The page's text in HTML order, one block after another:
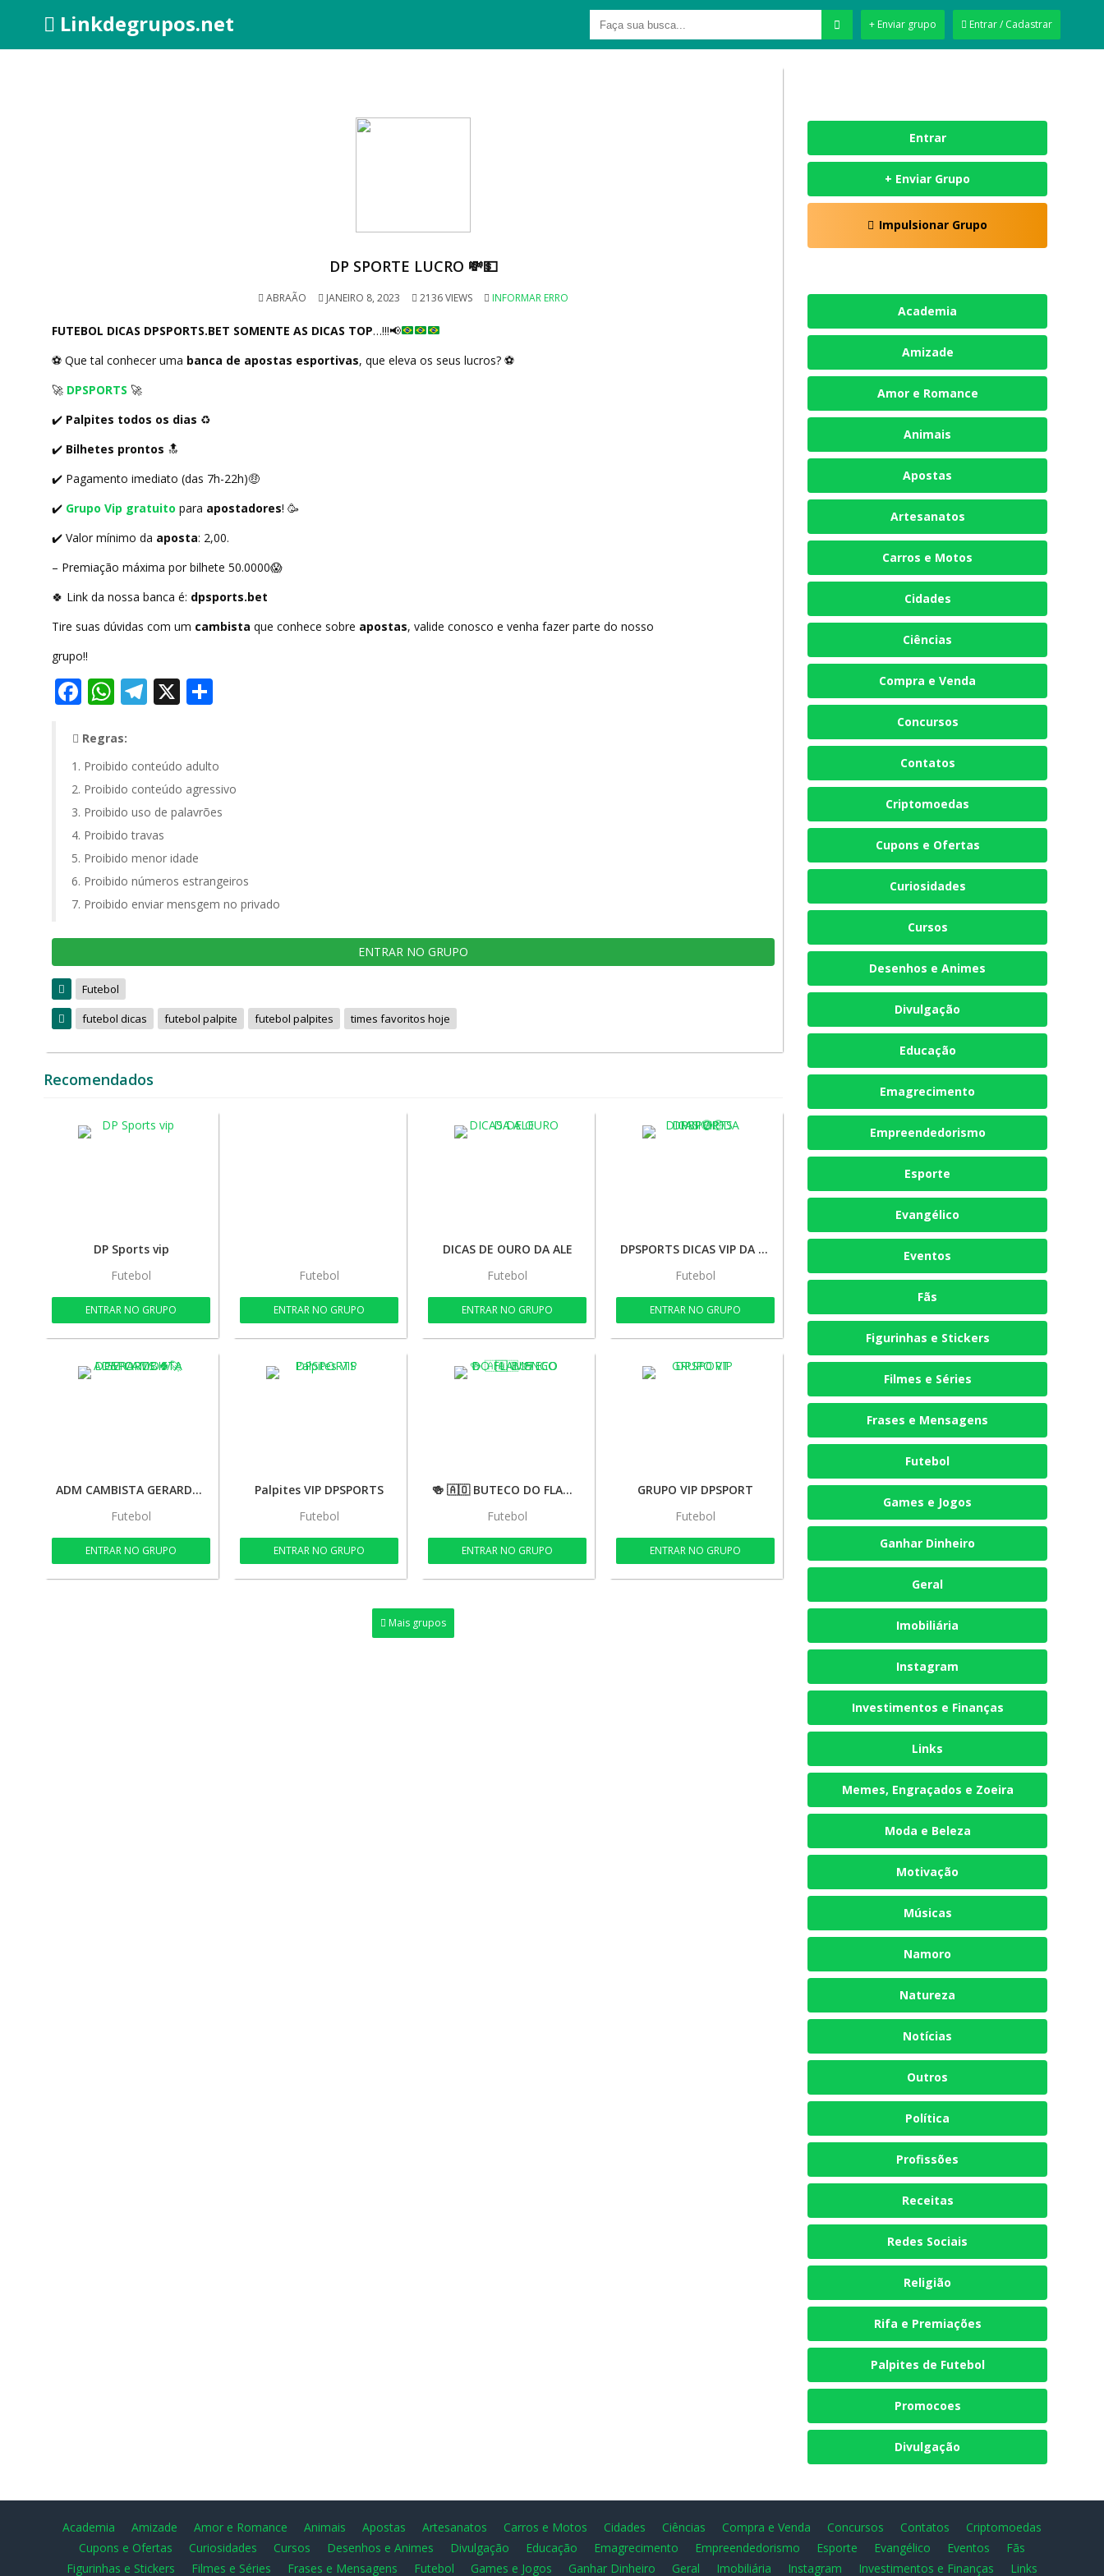
Linkdegrupos.net Entrar / Cadastrar
+ Enviar grupo
DP SPORTE LUCRO 💸💵
ABRAÃO JANEIRO 8, 2023 2136 VIEWS INFORMAR ERRO
FUTEBOL DICAS DPSPORTS.BET SOMENTE AS DICAS TOP…!!!📢
⚽ Que tal conhecer uma banca de apostas esportivas, que eleva os seus lucros? ⚽
🚀 DPSPORTS 🚀
✔️ Palpites todos os dias ♻️
✔️ Bilhetes prontos 🔝
✔️ Pagamento imediato (das 7h-22h)🤑
✔️ Grupo Vip gratuito para apostadores! 🥳
✔️ Valor mínimo da aposta: 2,00.
– Premiação máxima por bilhete 50.0000😱
🍀 Link da nossa banca é: dpsports.bet
Tire suas dúvidas com um cambista que conhece sobre apostas, valide conosco e venha fazer parte do nosso
grupo!!
Facebook
WhatsApp
Telegram
X
Regras:
Proibido conteúdo adulto
Proibido conteúdo agressivo
Proibido uso de palavrões
Proibido travas
Proibido menor idade
Proibido números estrangeiros
Proibido enviar mensgem no privado
ENTRAR NO GRUPO
Futebol
futebol dicas
futebol palpite futebol palpites times favoritos hoje
Recomendados
DP Sports vip
Futebol
ENTRAR NO GRUPO
Futebol
ENTRAR NO GRUPO
DICAS DE OURO DA ALE
Futebol
ENTRAR NO GRUPO
DPSPORTS DICAS VIP DA MIII🤑🤑
Futebol
ENTRAR NO GRUPO
ADM CAMBISTA GERARDO // DPSPORTS 🍀🚀
Futebol
ENTRAR NO GRUPO
Palpites VIP DPSPORTS
Futebol
ENTRAR NO GRUPO
🍻 🇦🇴 BUTECO DO FLAMENGO 🇦🇴 🍻
Futebol
ENTRAR NO GRUPO
GRUPO VIP DPSPORT
Futebol
ENTRAR NO GRUPO
Mais grupos
Entrar
+ Enviar Grupo
Impulsionar Grupo
Academia
Amizade
Amor e Romance
Animais
Apostas
Artesanatos
Carros e Motos
Cidades
Ciências
Compra e Venda
Concursos
Contatos
Criptomoedas
Cupons e Ofertas
Curiosidades
Cursos
Desenhos e Animes
Divulgação
Educação
Emagrecimento
Empreendedorismo
Esporte
Evangélico
Eventos
Fãs
Figurinhas e Stickers
Filmes e Séries
Frases e Mensagens
Futebol
Games e Jogos
Ganhar Dinheiro
Geral
Imobiliária
Instagram
Investimentos e Finanças
Links
Memes, Engraçados e Zoeira
Moda e Beleza
Motivação
Músicas
Namoro
Natureza
Notícias
Outros
Política
Profissões
Receitas
Redes Sociais
Religião
Rifa e Premiações
Palpites de Futebol
Promocoes
Divulgação
Academia Amizade Amor e Romance Animais Apostas Artesanatos Carros e Motos Cidades Ciências Compra e Venda Concursos Contatos
Criptomoedas
Cupons e Ofertas
Curiosidades Cursos Desenhos e Animes Divulgação Educação Emagrecimento Empreendedorismo Esporte Evangélico Eventos
Fãs
Figurinhas e Stickers
Filmes e Séries Frases e Mensagens Futebol Games e Jogos Ganhar Dinheiro Geral Imobiliária Instagram Investimentos e Finanças Links